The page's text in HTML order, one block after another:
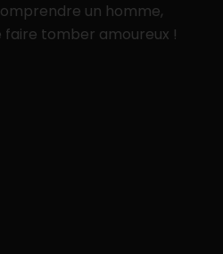
un homme,
faire tomber amoureux !